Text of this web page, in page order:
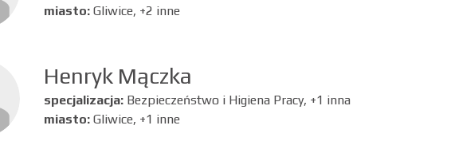
miasto:Gliwice, +2 inne
Henryk Mączka
specjalizacja: Bezpieczeństwo i Higiena Pracy, +1 inna
miasto:Gliwice, +1 inne